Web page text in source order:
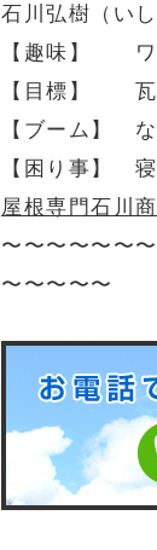
石川弘樹（い
【趣味】 ワ
【目標】 瓦
【ブーム】
【困り事】
屋根専門石川
〜〜〜〜〜〜
〜〜〜〜〜